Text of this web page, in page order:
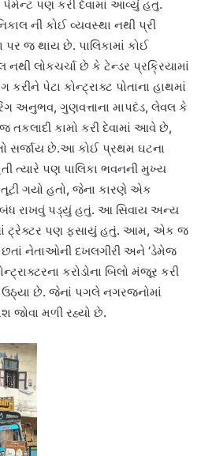
પણ કરી દેવામાં આવ્યું હતુ.
ની કોઈ વ્યવસ્થા નથી પ્રી
પર જ થાય છે. પાલિકામાં કોઈ
લોકચર્ચા છે કે ટેન્ડર પ્રક્રિયામાં
કરીને પેટા કોન્ટ્રાક્ટ પોતાના હાથમાં
અનુભવ, ગુણવત્તાના માપદંડ, લેવલ કે
જ તકલાદી કામો કરી દેવામાં આવે છે,
સર્જાય છે.આ કોઈ પ્રથમ ઘટના
ત્યારે પણ પાલિકા ભવનની મુખ્ય
ગયો હતો, જેના કારણે એક
બંધ રાખવું પડ્યું હતું. આ સિવાય અન્ય
ટ્રેક્ટર પણ ફસાયું હતું. આમ, એક જ
છતાં નેતાઓની દખલગીરી અને ‘ડેમેજ
કરોડોના બિલો મંજૂર કરી
ઉઠ્યા છે. જેનાં પગલે નગરજનોમાં
જોવા મળી રહ્યો છે.